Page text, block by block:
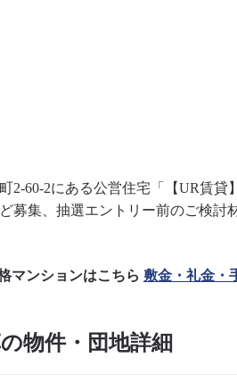
2-60-2にある公営住宅「【UR賃
募集、抽選エントリー前のご検討
マンションはこちら 敷金・礼金・
物件・団地詳細